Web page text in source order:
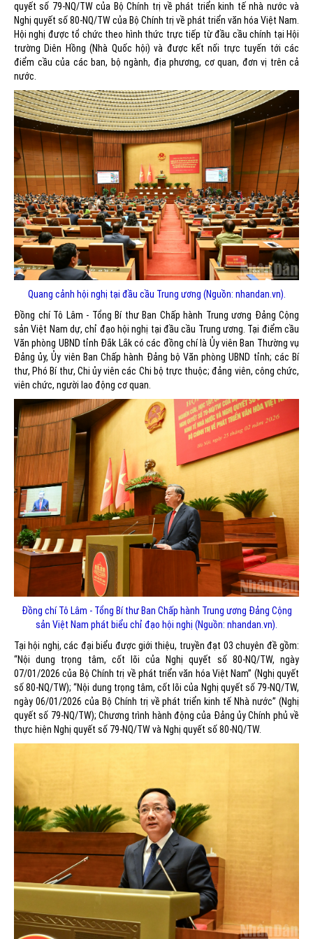
quyết số 79-NQ/TW của Bộ Chính trị về phát triển kinh tế nhà nước và
Nghị quyết số 80-NQ/TW của Bộ Chính trị về phát triển văn hóa Việt Nam.
Hội nghị được tổ chức theo hình thức trực tiếp từ đầu cầu chính tại Hội
trường Diên Hồng (Nhà Quốc hội) và được kết nối trực tuyến tới các
điểm cầu của các ban, bộ ngành, địa phương, cơ quan, đơn vị trên cả
nước.
Quang cảnh hội nghị tại đầu cầu Trung ương (Nguồn: nhandan.vn).
Đồng chí Tô Lâm - Tổng Bí thư Ban Chấp hành Trung ương Đảng Cộng
sản Việt Nam dự, chỉ đạo hội nghị tại đầu cầu Trung ương. Tại điểm cầu
Văn phòng UBND tỉnh Đắk Lắk có các đồng chí là Ủy viên Ban Thường vụ
Đảng ủy, Ủy viên Ban Chấp hành Đảng bộ Văn phòng UBND tỉnh; các Bí
thư, Phó Bí thư, Chi ủy viên các Chi bộ trực thuộc; đảng viên, công chức,
viên chức, người lao động cơ quan.
Đồng chí Tô Lâm - Tổng Bí thư Ban Chấp hành Trung ương Đảng Cộng
sản Việt Nam phát biểu chỉ đạo hội nghị (Nguồn: nhandan.vn).
Tại hội nghị, các đại biểu được giới thiệu, truyền đạt 03 chuyên đề gồm:
“Nội dung trọng tâm, cốt lõi của Nghị quyết số 80-NQ/TW, ngày
07/01/2026 của Bộ Chính trị về phát triển văn hóa Việt Nam” (Nghị quyết
số 80-NQ/TW); “Nội dung trọng tâm, cốt lõi của Nghị quyết số 79-NQ/TW,
ngày 06/01/2026 của Bộ Chính trị về phát triển kinh tế Nhà nước” (Nghị
quyết số 79-NQ/TW); Chương trình hành động của Đảng ủy Chính phủ về
thực hiện Nghị quyết số 79-NQ/TW và Nghị quyết số 80-NQ/TW.